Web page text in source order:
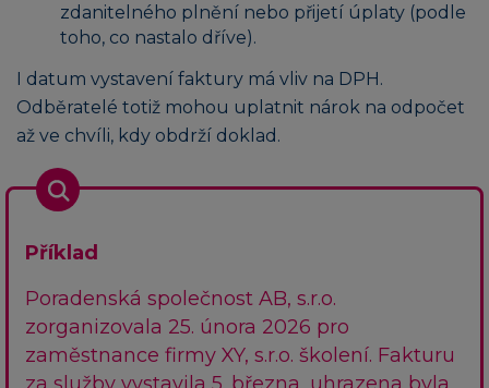
zdanitelného plnění nebo přijetí úplaty (podle
toho, co nastalo dříve).
I datum vystavení faktury má vliv na DPH.
Odběratelé totiž mohou uplatnit nárok na odpočet
až ve chvíli, kdy obdrží doklad.
Příklad
Poradenská společnost AB, s.r.o.
zorganizovala 25. února 2026 pro
zaměstnance firmy XY, s.r.o. školení. Fakturu